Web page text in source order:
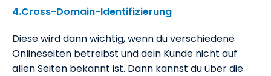
4.Cross-Domain-Identifizierung
Diese wird dann wichtig, wenn du verschiedene
Onlineseiten betreibst und dein Kunde nicht auf
allen Seiten bekannt ist. Dann kannst du über die